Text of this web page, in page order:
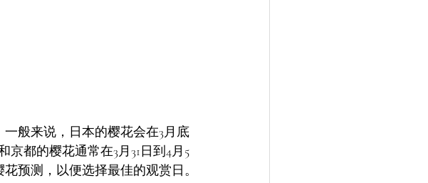
般来说，日本的樱花会在3月底
都的樱花通常在3月31日到4月5
预测，以便选择最佳的观赏日。